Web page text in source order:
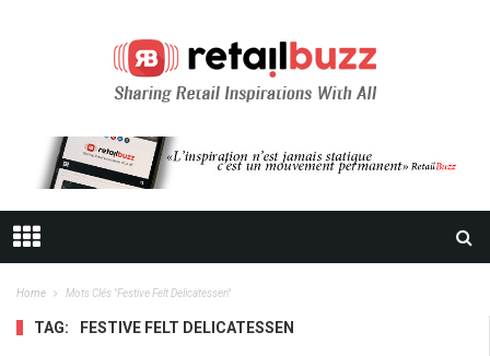
Home Mots Clés "festive Felt Delicatessen"
TAG: FESTIVE FELT DELICATESSEN